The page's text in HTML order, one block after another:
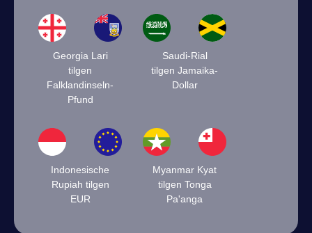
Georgia Lari
tilgen
Falklandinseln-
Pfund
Saudi-Rial
tilgen Jamaika-
Dollar
Indonesische
Rupiah tilgen
EUR
Myanmar Kyat
tilgen Tonga
Pa'anga